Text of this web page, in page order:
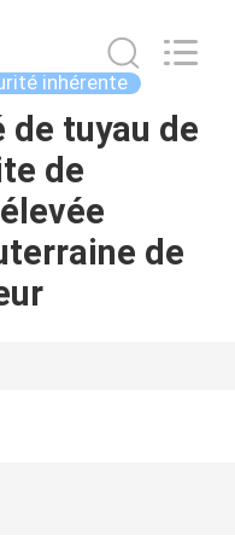
inhérente
de tuyau de
de
de